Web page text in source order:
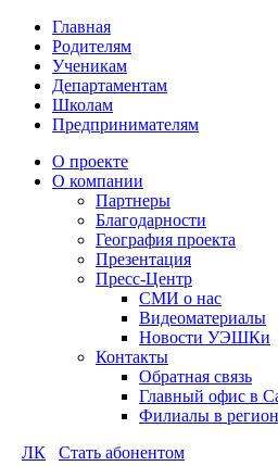
Главная
Родителям
Ученикам
Департаментам
Школам
Предпринимателям
О проекте
О компании
Партнеры
Благодарности
География проекта
Презентация
Пресс-Центр
СМИ о нас
Видеоматериалы
Новости УЭШКи
Контакты
Обратная связь
Главный офис в
Филиалы в
ЛК
Стать абонентом